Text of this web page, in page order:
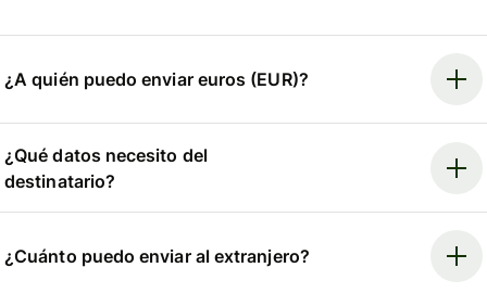
¿A quién puedo enviar euros (EUR)?
¿Qué datos necesito del
destinatario?
¿Cuánto puedo enviar al extranjero?